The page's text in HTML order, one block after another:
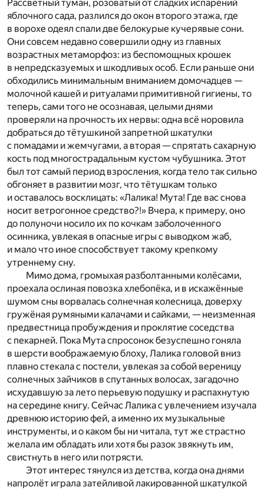
Рассветный туман, розоватый от сладких испарений
яблочного сада, разлился до окон второго этажа, где
в ворохе одеял спали две белокурые кучерявые сони.
Они совсем недавно совершили одну из главных
возрастных метаморфоз: из беспомощных крошек
в непредсказуемых и шкодливых особ. Если раньше они
обходились минимальным вниманием домочадцев —
молочной кашей и ритуалами примитивной гигиены, то
теперь, сами того не осознавая, целыми днями
проверяли на прочность их нервы: одна всё норовила
добраться до тётушкиной запретной шкатулки
с помадами и жемчугами, а вторая — спрятать сахарную
кость под многострадальным кустом чубушника. Этот
был тот самый период взросления, когда тело так сильно
обгоняет в развитии мозг, что тётушкам только
и оставалось восклицать: «Лалика! Мута! Где вас снова
носит ветрогонное средство?!» Вчера, к примеру, оно
до полуночи носило их по кочкам заболоченного
осинника, увлекая в опасные игры с выводком жаб,
и мало что иное способствует такому крепкому
утреннему сну.
Мимо дома, громыхая разболтанными колёсами,
проехала ослиная повозка хлебопёка, и в искажённые
шумом сны ворвалась солнечная колесница, доверху
гружёная румяными калачами и сайками, — неизменная
предвестница пробуждения и проклятие соседства
с пекарней. Пока Мута спросонок безуспешно гоняла
в шерсти воображаемую блоху, Лалика головой вниз
плавно стекала с постели, увлекая за собой вереницу
солнечных зайчиков в спутанных волосах, загадочно
исхудавшую за лето перьевую подушку и распахнутую
на середине книгу. Сейчас Лалика с увлечением изучала
древнюю историю фей, а именно их музыкальные
инструменты, и о каком бы ни читала, тут же страстно
желала им обладать или хотя бы разок звякнуть им,
свистнуть в него или потрясти.
Этот интерес тянулся из детства, когда она днями
напролёт играла затейливой лакированной шкатулкой